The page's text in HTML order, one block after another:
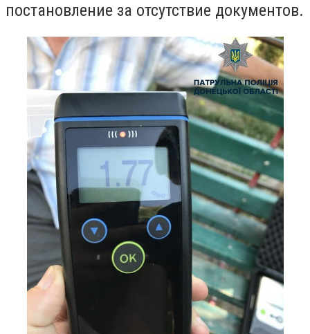
постановление за отсутствие документов.